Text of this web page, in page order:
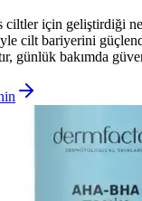
ciltler için geliştirdiği
cilt bariyerini
günlük bakımda